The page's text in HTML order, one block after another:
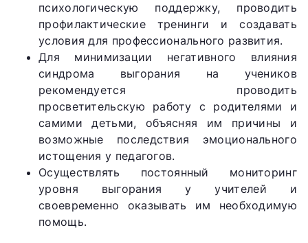
психологическую поддержку, проводить
профилактические тренинги и создавать
условия для профессионального развития.
Для минимизации негативного влияния
синдрома выгорания на учеников
рекомендуется проводить
просветительскую работу с родителями и
самими детьми, объясняя им причины и
возможные последствия эмоционального
истощения у педагогов.
Осуществлять постоянный мониторинг
уровня выгорания у учителей и
своевременно оказывать им необходимую
помощь.